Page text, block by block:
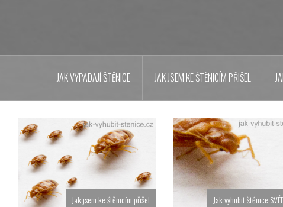
JAK VYPADAJÍ ŠTĚNICE JAK JSEM KE ŠTĚNICÍM PŘIŠEL
Jak jsem ke štěnicím přišel Jak vyhubit štěnice